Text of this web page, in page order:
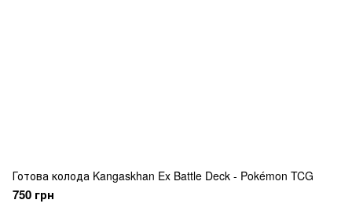
Готова колода Kangaskhan Ex Battle Deck - Pokémon TCG
750 грн